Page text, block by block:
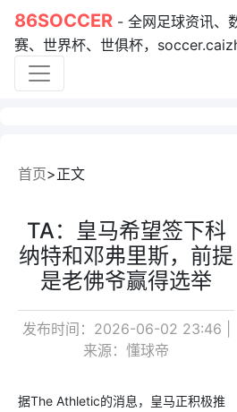
86SOCCER - 全网足球资讯、
赛、世界杯、世俱杯，
首页 正文
TA：皇马希望签下科
纳特和邓弗里斯，前提
是老佛爷赢得选举
发布时间：2026-06-02 23:46 |
来源：懂球帝
据The Athletic的消息，皇马正积极推